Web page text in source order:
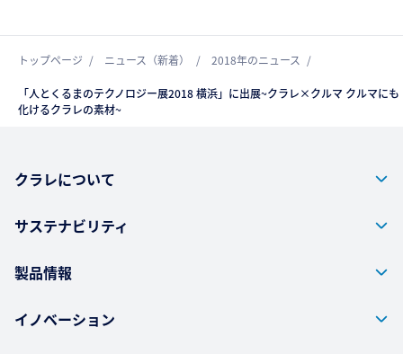
トップページ ニュース（新着） 2018年のニュース
「人とくるまのテクノロジー展2018 横浜」に出展~クラレ×クルマ クルマにも
化けるクラレの素材~
クラレについて
サステナビリティ
製品情報
イノベーション